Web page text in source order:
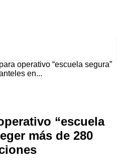
operativo “escuela segura”
en...
“escuela
más de 280